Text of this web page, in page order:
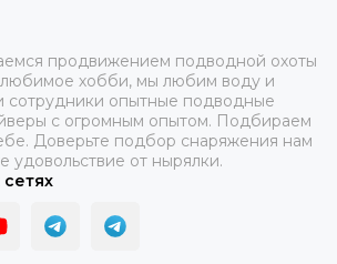
продвижением подводной охоты
хобби, мы любим воду и
сотрудники опытные подводные
с огромным опытом. Подбираем
Доверьте подбор снаряжения нам
удовольствие от нырялки.